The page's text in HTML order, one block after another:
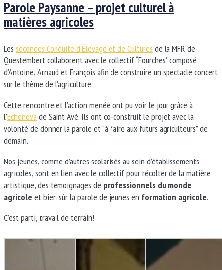
Parole Paysanne – projet culturel à
matières agricoles
Les secondes Conduite d’Élevage et de Cultures de la MFR de
Questembert collaborent avec le collectif “Fourches” composé
d’Antoine, Arnaud et François afin de construire un spectacle concert
sur le thème de l’agriculture.
Cette rencontre et l’action menée ont pu voir le jour grâce à
l’Echonovade Saint Avé. Ils ont co-construit le projet avec la
volonté de donner la parole et “à faire aux futurs agriculteurs” de
demain.
Nos jeunes, comme d’autres scolarisés au sein d’établissements
agricoles, sont en lien avec le collectif pour récolter de la matière
artistique, des témoignages de professionnels du monde
agricole et bien sûr la parole de jeunes en formation agricole.
C’est parti, travail de terrain!